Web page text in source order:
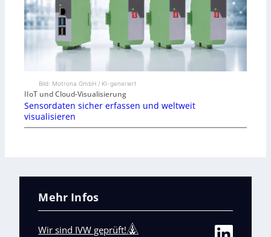
Bild: Motrona GmbH / KI-generiert
IIoT und Cloud-Visualisierung
Sensordaten sicher erfassen und weltweit
visualisieren
Mehr Infos
Wir sind IVW geprüft!